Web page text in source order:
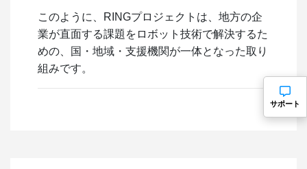
このように、RINGプロジェクトは、地方の企
業が直面する課題をロボット技術で解決するた
めの、国・地域・支援機関が一体となった取り
組みです。
サポート